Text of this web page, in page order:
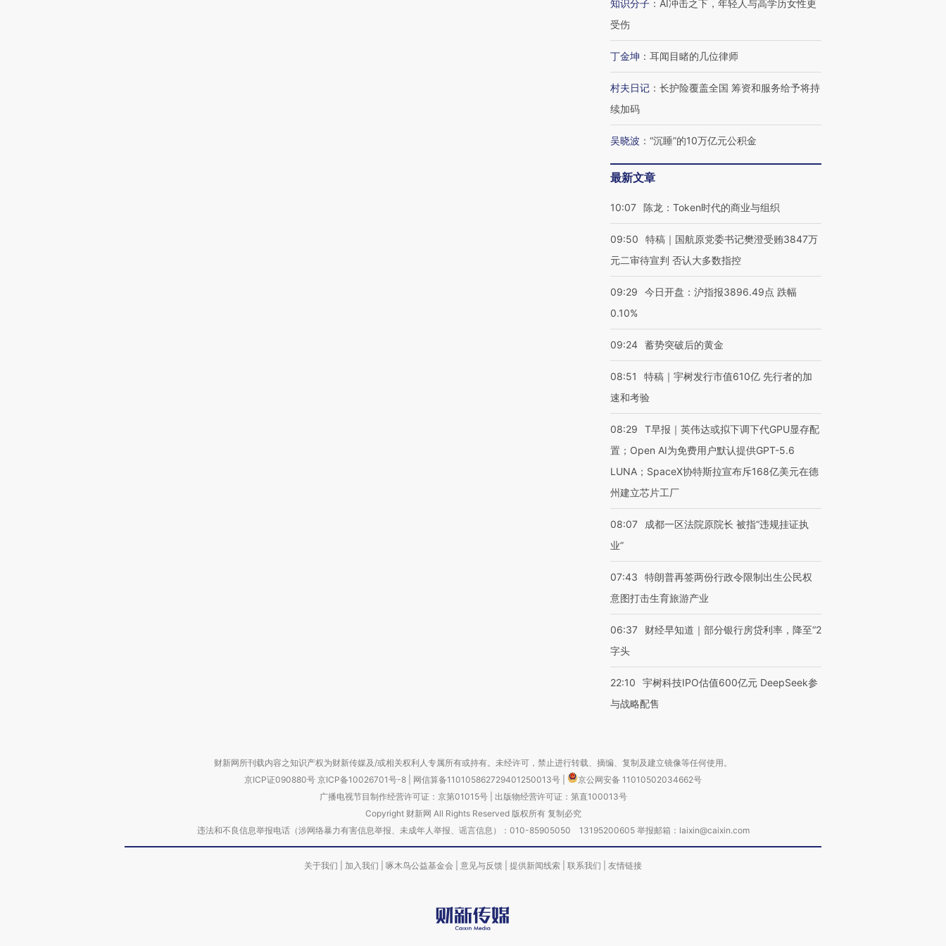
知识分子 ： AI冲击之下，年轻人与高学历女性更
受伤
丁金坤 ： 耳闻目睹的几位律师
村夫日记 ： 长护险覆盖全国 筹资和服务给予将持
续加码
吴晓波 ： “沉睡”的10万亿元公积金
最新文章
10:07 陈龙：Token时代的商业与组织
09:50
特稿｜国航原党委书记樊澄受贿3847万
元二审待宣判 否认大多数指控
09:29
今日开盘：沪指报3896.49点 跌幅
0.10%
09:24 蓄势突破后的黄金
08:51
特稿｜宇树发行市值610亿 先行者的加
速和考验
08:29
T早报｜英伟达或拟下调下代GPU显存配
置；Open AI为免费用户默认提供GPT-5.6
LUNA；SpaceX协特斯拉宣布斥168亿美元在德
州建立芯片工厂
08:07
成都一区法院原院长 被指“违规挂证执
业”
07:43
特朗普再签两份行政令限制出生公民权
意图打击生育旅游产业
06:37
财经早知道｜部分银行房贷利率，降至“2
字头
22:10
宇树科技IPO估值600亿元 DeepSeek参
与战略配售
财新网所刊载内容之知识产权为财新传媒及/或相关权利人专属所有或持有。未经许可，禁止进行转载、摘编、复制及建立镜像等任何使用。
京ICP证090880号 京ICP备10026701号-8 网信算备110105862729401250013号
京公网安备 11010502034662号
广播电视节目制作经营许可证：京第01015号| 出版物经营许可证：第直100013号
Copyright 财新网 All Rights Reserved 版权所有 复制必究
违法和不良信息举报电话（涉网络暴力有害信息举报、未成年人举报、谣言信息）：010-85905050 13195200605 举报邮箱：laixin@caixin.com
关于我们 加入我们 啄木鸟公益基金会 意见与反馈 提供新闻线索 联系我们 友情链接